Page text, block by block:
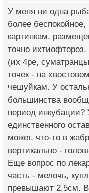
У меня ни одна
более
картинкам,
точно
(их 4ре,
точек - на
чешуйкам. У
большинства
период
единственного
может, что-то в
вертикально -
Еще вопрос по
часть - мелочь,
превышают 2,5см.